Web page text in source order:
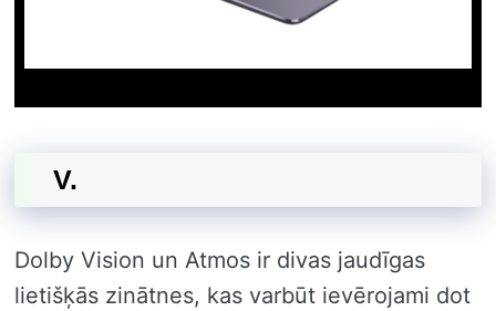
V.
Dolby Vision un Atmos ir divas jaudīgas
lietišķās zinātnes, kas varbūt ievērojami dot